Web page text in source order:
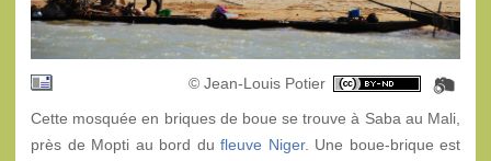
© Jean-Louis Potier
Cette mosquée en briques de boue se trouve à Saba au Mali,
près de Mopti au bord du fleuve Niger. Une boue-brique est